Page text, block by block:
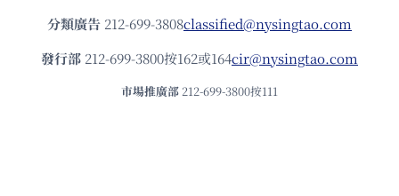
分類廣告 212-699-3808classified@nysingtao.com
發⾏部 212-699-3800按162或164cir@nysingtao.com
市場推廣部 212-699-3800按111